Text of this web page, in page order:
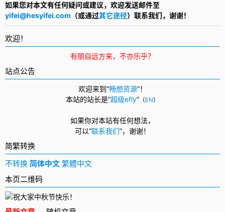
如果您对本文有任何疑问或建议，欢迎发送邮件至
yifei@hesyifei.com （或通过其它途径）联系我们，谢谢！
欢迎！
有朋自远方来，不亦乐乎？
站点公告
欢迎来到“畅想资源”！
本站的站长是“超级efly” （EN）
如果你对本站有任何想法，
可以“联系我们”， 谢谢！
简繁转换
不转换 简体中文 繁體中文
本页二维码